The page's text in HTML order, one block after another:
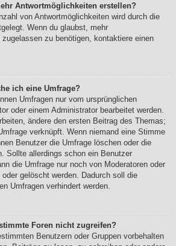
Antwortmöglichkeiten erstellen?
von Antwortmöglichkeiten wird durch die
Wenn du glaubst, mehr
zu benötigen, kontaktiere einen
ich eine Umfrage?
Umfragen nur vom ursprünglichen
oder einem Administrator bearbeitet werden.
ändere den ersten Beitrag des Themas;
verknüpft. Wenn niemand eine Stimme
Benutzer die Umfrage löschen oder die
Sollte allerdings schon ein Benutzer
die Umfrage nur noch von Moderatoren oder
gelöscht werden. Dadurch soll die
Umfragen verhindert werden.
Foren nicht zugreifen?
Benutzern oder Gruppen vorbehalten